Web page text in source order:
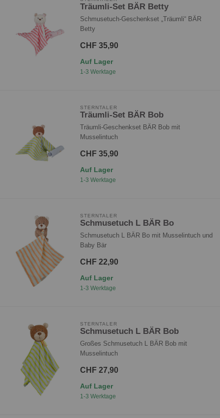
Träumli-Set BÄR Betty
Schmusetuch-Geschenkset „Träumli“ BÄR
Betty
CHF 35,90
Auf Lager
1-3 Werktage
STERNTALER
Träumli-Set BÄR Bob
Träumli-Geschenkset BÄR Bob mit
Musselintuch
CHF 35,90
Auf Lager
1-3 Werktage
STERNTALER
Schmusetuch L BÄR Bo
Schmusetuch L BÄR Bo mit Musselintuch und
Baby Bär
CHF 22,90
Auf Lager
1-3 Werktage
STERNTALER
Schmusetuch L BÄR Bob
Großes Schmusetuch L BÄR Bob mit
Musselintuch
CHF 27,90
Auf Lager
1-3 Werktage